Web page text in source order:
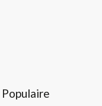
Populaire